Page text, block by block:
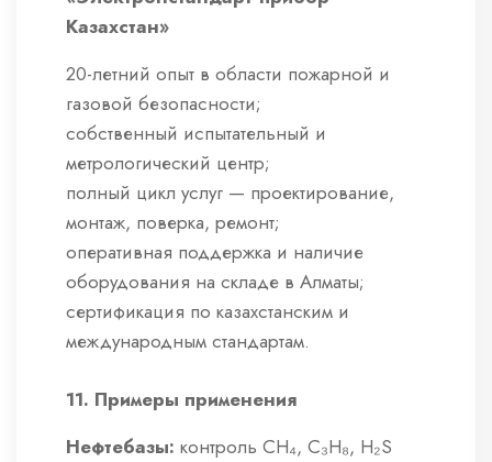
Казахстан»
20-летний опыт в области пожарной и
газовой безопасности;
собственный испытательный и
метрологический центр;
полный цикл услуг — проектирование,
монтаж, поверка, ремонт;
оперативная поддержка и наличие
оборудования на складе в Алматы;
сертификация по казахстанским и
международным стандартам.
11. Примеры применения
Нефтебазы: контроль CH₄, C₃H₈, H₂S